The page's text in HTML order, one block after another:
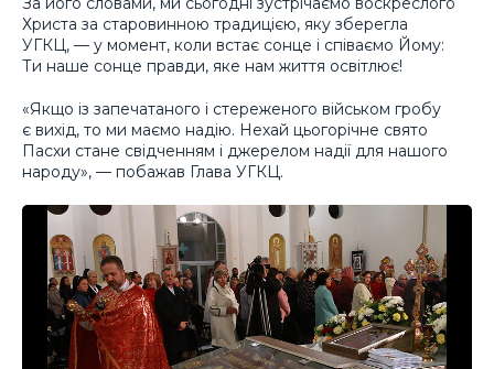
Христа за старовинною традицією, яку зберегла
УГКЦ, — у момент, коли встає сонце і співаємо Йому:
Ти наше сонце правди, яке нам життя освітлює!
«Якщо із запечатаного і стереженого військом гробу
є вихід, то ми маємо надію. Нехай цьогорічне свято
Пасхи стане свідченням і джерелом надії для нашого
народу», — побажав Глава УГКЦ.